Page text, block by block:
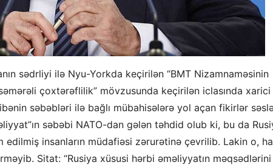
sədrliyi ilə Nyu-Yorkda keçirilən “BMT Nizamnaməsinin
çoxtərəflilik” mövzusunda keçirilən iclasında
səbəbləri ilə bağlı mübahisələrə yol açan fikirlər
səbəbi NATO-dan gələn təhdid olub ki, bu da
edilmiş insanların müdafiəsi zərurətinə çevrilib. Lakin o,
Sitat: “Rusiya xüsusi hərbi əməliyyatın məqsədlərini